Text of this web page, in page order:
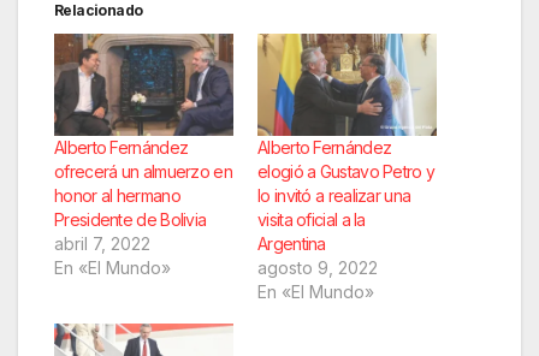
Relacionado
Alberto Fernández
ofrecerá un almuerzo en
honor al hermano
Presidente de Bolivia
abril 7, 2022
En «El Mundo»
Alberto Fernández
elogió a Gustavo Petro y
lo invitó a realizar una
visita oficial a la
Argentina
agosto 9, 2022
En «El Mundo»